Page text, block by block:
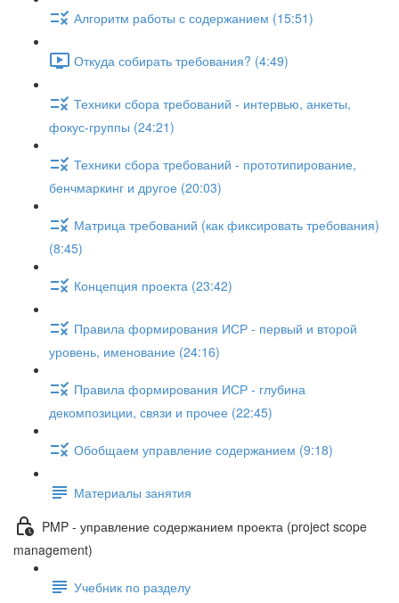
Алгоритм работы с содержанием (15:51)
Откуда собирать требования? (4:49)
Техники сбора требований - интервью, анкеты,
фокус-группы (24:21)
Техники сбора требований - прототипирование,
бенчмаркинг и другое (20:03)
Матрица требований (как фиксировать требования)
(8:45)
Концепция проекта (23:42)
Правила формирования ИСР - первый и второй
уровень, именование (24:16)
Правила формирования ИСР - глубина
декомпозиции, связи и прочее (22:45)
Обобщаем управление содержанием (9:18)
Материалы занятия
PMP - управление содержанием проекта (project scope
management)
Учебник по разделу